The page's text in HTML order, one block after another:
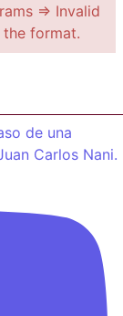
=> Invalid
the format.
de una
Carlos Nani.